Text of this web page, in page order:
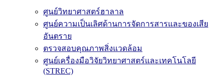
ศูนย์วิทยาศาสตร์ฮาลาล
ศูนย์ความเป็นเลิศด้านการจัดการสารและของเสีย
อันตราย
ตรวจสอบคุณภาพสิ่งแวดล้อม
ศูนย์เครื่องมือวิจัยวิทยาศาสตร์และเทคโนโลยี
(STREC)